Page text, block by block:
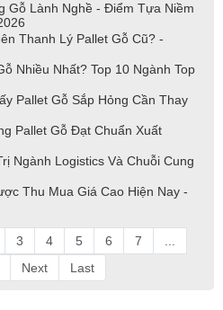
Gỗ Lành Nghề - Điểm Tựa Niềm
Thanh Lý Pallet Gỗ Cũ? -
Nhiều Nhất? Top 10 Ngành Top
Pallet Gỗ Sắp Hỏng Cần Thay
Pallet Gỗ Đạt Chuẩn Xuất
Ngành Logistics Và Chuỗi Cung
Thu Mua Giá Cao Hiện Nay -
3 4 5 6 7
Next Last